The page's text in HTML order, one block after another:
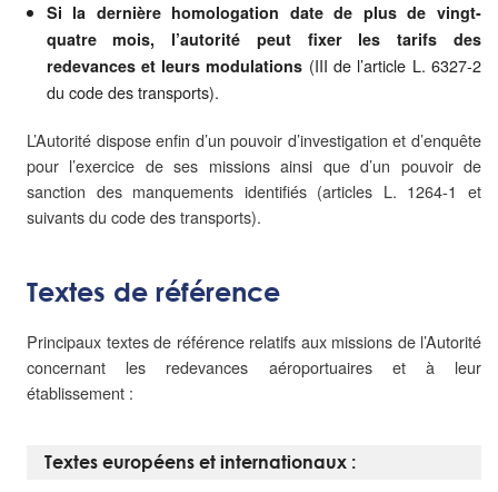
Si la dernière homologation date de plus de vingt-
quatre mois, l’autorité peut fixer les tarifs des
redevances et leurs modulations (III de l’article L. 6327-2
du code des transports).
L’Autorité dispose enfin d’un pouvoir d’investigation et d’enquête
pour l’exercice de ses missions ainsi que d’un pouvoir de
sanction des manquements identifiés (articles L. 1264-1 et
suivants du code des transports).
Textes de référence
Principaux textes de référence relatifs aux missions de l’Autorité
concernant les redevances aéroportuaires et à leur
établissement :
Textes européens et internationaux :